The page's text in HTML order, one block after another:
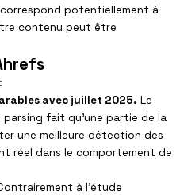
potentiellement à
contenu peut être
avec juillet 2025. Le
fait qu’une partie de la
une meilleure détection des
réel dans le comportement de
à l’étude